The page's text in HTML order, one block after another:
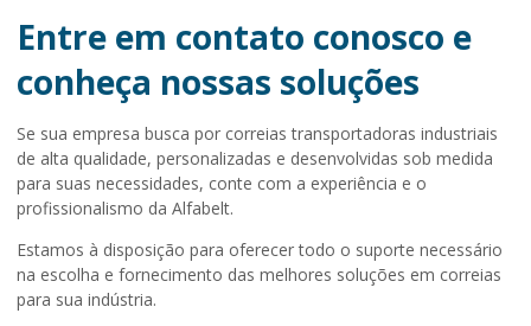
Entre em contato conosco e
conheça nossas soluções
Se sua empresa busca por correias transportadoras industriais
de alta qualidade, personalizadas e desenvolvidas sob medida
para suas necessidades, conte com a experiência e o
profissionalismo da Alfabelt.
Estamos à disposição para oferecer todo o suporte necessário
na escolha e fornecimento das melhores soluções em correias
para sua indústria.